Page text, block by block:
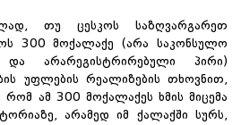
თუ ცესკოს საზღვარგარეთ
300 მოქალაქე (არა საკონსულო
და არარეგისტრირებული პირი)
უფლების რეალიზების თხოვნით,
ამ 300 მოქალაქეს ხმის მიცემა
არამედ იმ ქალაქში სურს,